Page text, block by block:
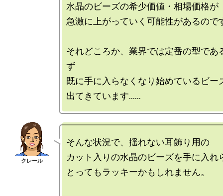
水晶のビーズの希少価値・相場価格が
急激に上がっていく可能性があるので
それどころか、業界では定番の型であ
ず
既に手に入らなくなり始めているビー
そんな状況で、揺れない耳飾り用の
カット入りの水晶のビーズを手に入れ
とってもラッキーかもしれません。